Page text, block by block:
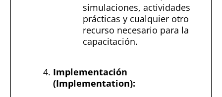
simulaciones, actividades
prácticas y cualquier otro
recurso necesario para la
capacitación.
Implementación
(Implementation):